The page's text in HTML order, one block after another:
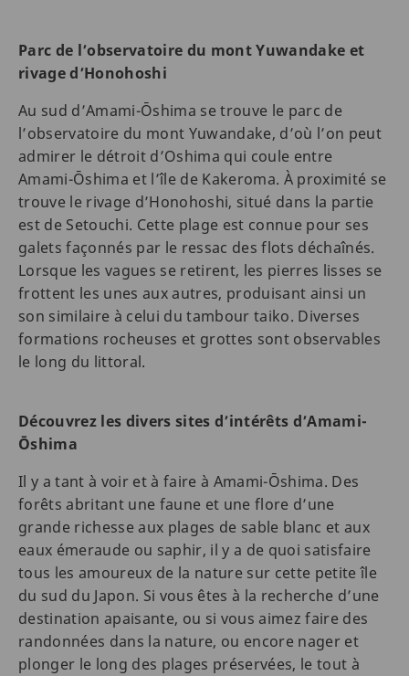
Parc de l’observatoire du mont Yuwandake et
rivage d’Honohoshi
Au sud d’Amami-Ōshima se trouve le parc de
l’observatoire du mont Yuwandake, d’où l’on peut
admirer le détroit d’Oshima qui coule entre
Amami-Ōshima et l’île de Kakeroma. À proximité se
trouve le rivage d’Honohoshi, situé dans la partie
est de Setouchi. Cette plage est connue pour ses
galets façonnés par le ressac des flots déchaînés.
Lorsque les vagues se retirent, les pierres lisses se
frottent les unes aux autres, produisant ainsi un
son similaire à celui du tambour taiko. Diverses
formations rocheuses et grottes sont observables
le long du littoral.
Découvrez les divers sites d’intérêts d’Amami-
Ōshima
Il y a tant à voir et à faire à Amami-Ōshima. Des
forêts abritant une faune et une flore d’une
grande richesse aux plages de sable blanc et aux
eaux émeraude ou saphir, il y a de quoi satisfaire
tous les amoureux de la nature sur cette petite île
du sud du Japon. Si vous êtes à la recherche d’une
destination apaisante, ou si vous aimez faire des
randonnées dans la nature, ou encore nager et
plonger le long des plages préservées, le tout à